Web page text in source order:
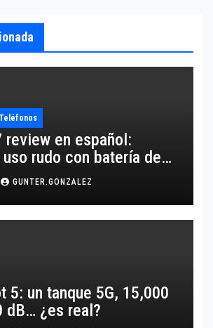
Teléfonos
review en español:
rudo con batería de
GUNTER.GONZALEZ
5: un tanque 5G, 15,000
dB… ¿es real?